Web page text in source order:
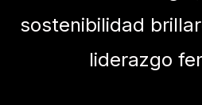
sostenibilidad
liderazgo